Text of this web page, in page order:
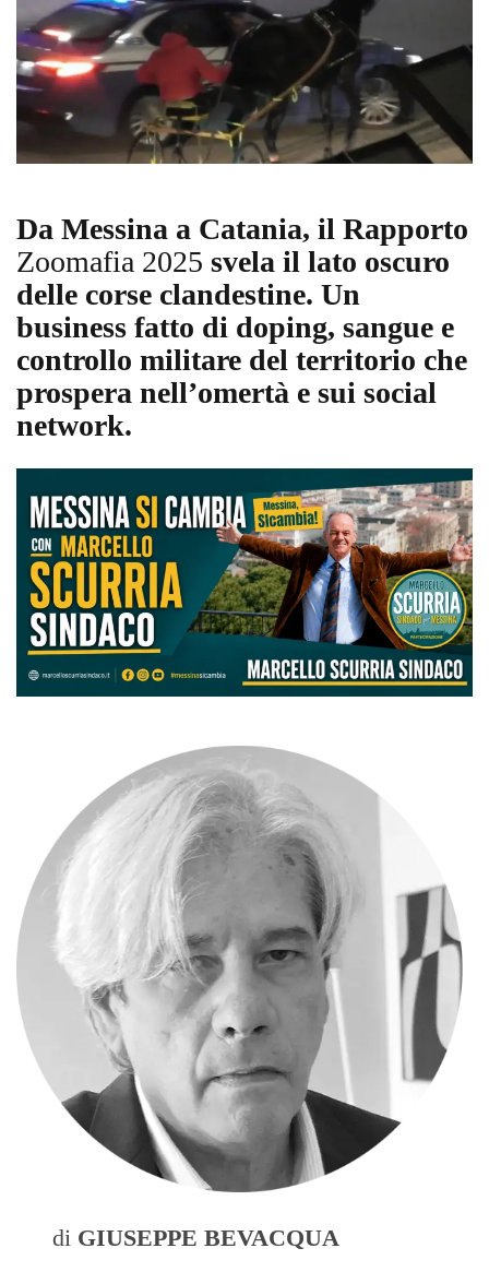
Da Messina a Catania, il Rapporto
Zoomafia 2025 svela il lato oscuro
delle corse clandestine. Un
business fatto di doping, sangue e
controllo militare del territorio che
prospera nell’omertà e sui social
network.
di GIUSEPPE BEVACQUA